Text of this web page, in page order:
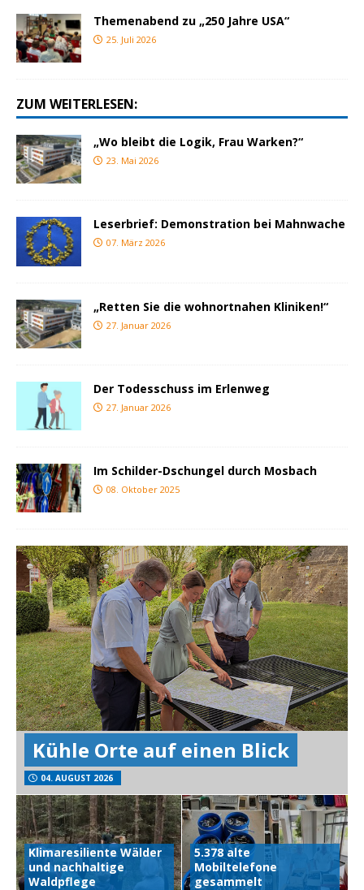
Themenabend zu „250 Jahre USA“
25. Juli 2026
ZUM WEITERLESEN:
„Wo bleibt die Logik, Frau Warken?“
23. Mai 2026
Leserbrief: Demonstration bei Mahnwache
07. März 2026
„Retten Sie die wohnortnahen Kliniken!“
27. Januar 2026
Der Todesschuss im Erlenweg
27. Januar 2026
Im Schilder-Dschungel durch Mosbach
08. Oktober 2025
Kühle Orte auf einen Blick
04. AUGUST 2026
Klimaresiliente Wälder
und nachhaltige
Waldpflege
5.378 alte
Mobiltelefone
gesammelt